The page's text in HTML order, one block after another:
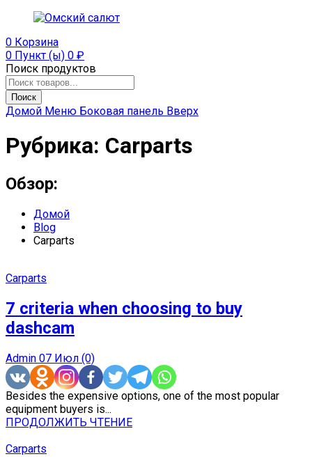
0 Корзина
0 Пункт (ы) 0 ₽
Поиск продуктов
Поиск
Домой Меню Боковая панель Вверх
Рубрика: Carparts
Обзор:
Домой
Blog
Carparts
Carparts
7 criteria when choosing to buy
dashcam
Admin 07 Июл (0)
Besides the expensive options, one of the most popular
equipment buyers is...
ПРОДОЛЖИТЬ ЧТЕНИЕ
Carparts